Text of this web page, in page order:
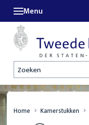
Zoeken
Menu
Home Kamerstukken